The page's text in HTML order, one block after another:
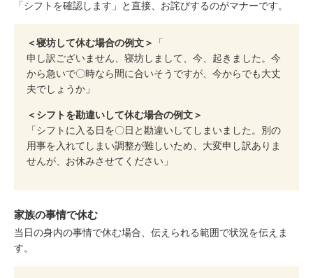
「シフトを確認します」と直接、お詫びするのがマナーです。
＜寝坊して休む場合の例文＞
「
申し訳ございません、寝坊しまして、今、起きました。今
から急いで〇時なら間に合いそうですが、今からでも大丈
夫でしょうか」
＜シフトを勘違いして休む場合の例文＞
「シフトに入る日を〇日と勘違いしてしまいました。別の
用事を入れてしまい調整が難しいため、大変申し訳ありま
せんが、お休みさせてください」
家族の事情で休む
当日の身内の事情で休む場合、伝えられる範囲で状況を伝えま
す。